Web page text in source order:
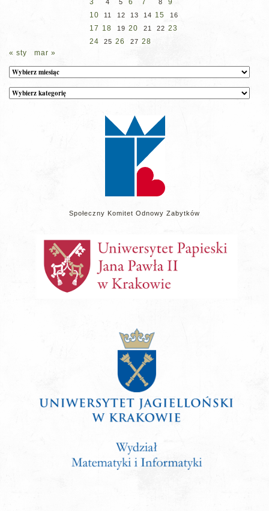
3 4 5 6 7 8
9
10
11 12 13 14 15 16
17 18 19 20 21 22 23
24
25 26 27 28
« sty
mar »
Archiwum
Kategorie
wpisów
Społeczny Komitet Odnowy Zabytków